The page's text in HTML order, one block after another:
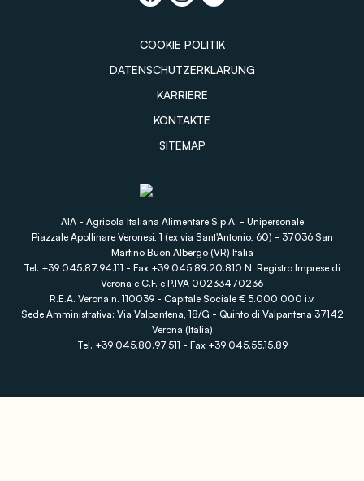
COOKIE POLITIK
DATENSCHUTZERKLARUNG
KARRIERE
KONTAKTE
SITEMAP
AIA - Agricola Italiana Alimentare S.p.A. - Unipersonale
Piazzale Apollinare Veronesi, 1 (ex via Sant'Antonio, 60) - 37036 San
Martino Buon Albergo (VR) Italia
Tel. +39 045.87.94.111 - Fax +39 045.89.20.810 N. Registro Imprese di
Verona e C.F. e P.IVA 00233470236
R.E.A. Verona n. 110039 - Capitale Sociale € 5.000.000 i.v.
Sede Amministrativa: Via Valpantena, 18/G - Quinto di Valpantena 37142
Verona (Italia)
Tel. +39 045.80.97.511 - Fax +39 045.55.15.89